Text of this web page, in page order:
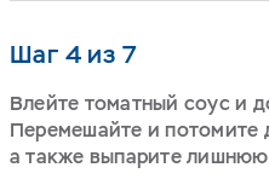
Шаг 4 из 7
Влейте томатный соус и
Перемешайте и потомите
а также выпарите